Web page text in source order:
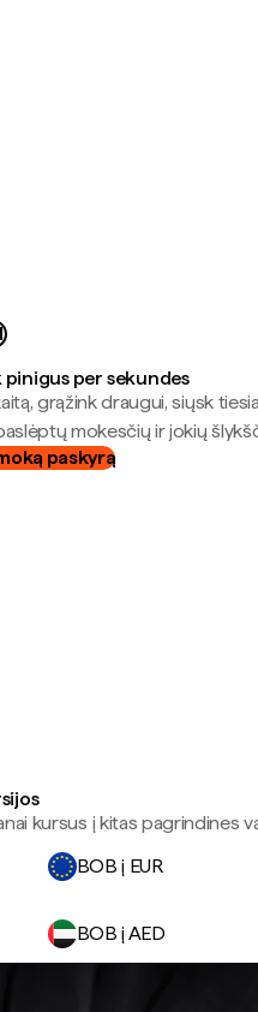
pinigus per sekundes
grąžink draugui, siųsk
mokesčių ir jokių
paskyrą
kursus į kitas pagrindines
BOB į EUR
BOB į AED